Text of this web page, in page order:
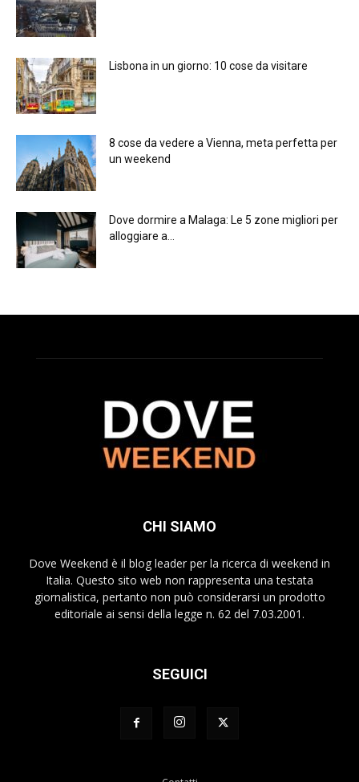
Lisbona in un giorno: 10 cose da visitare
8 cose da vedere a Vienna, meta perfetta per
un weekend
Dove dormire a Malaga: Le 5 zone migliori per
alloggiare a...
CHI SIAMO
Dove Weekend è il blog leader per la ricerca di weekend in
Italia. Questo sito web non rappresenta una testata
giornalistica, pertanto non può considerarsi un prodotto
editoriale ai sensi della legge n. 62 del 7.03.2001.
SEGUICI